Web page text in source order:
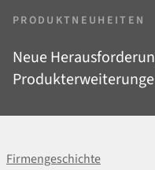
PRODUKTNEUHEITEN
Neue
Firmengeschichte